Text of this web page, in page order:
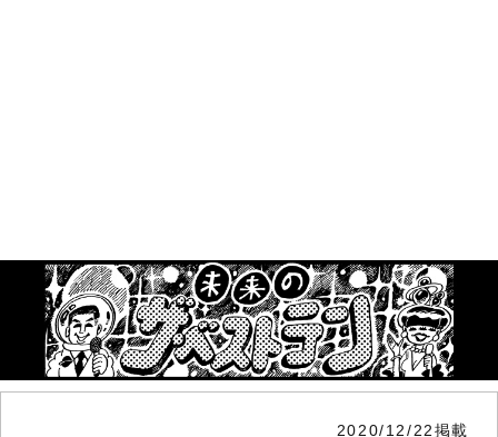
2020/12/22掲載